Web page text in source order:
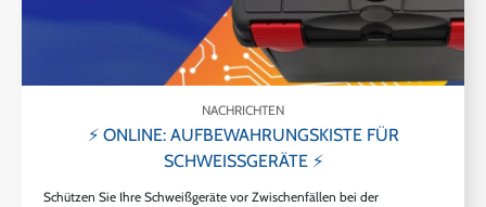
NACHRICHTEN
⚡ ONLINE: AUFBEWAHRUNGSKISTE FÜR
SCHWEISSGERÄTE ⚡
Schützen Sie Ihre Schweißgeräte vor Zwischenfällen bei der